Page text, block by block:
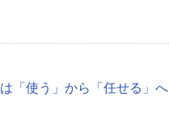
「使う」から「任せる」へ